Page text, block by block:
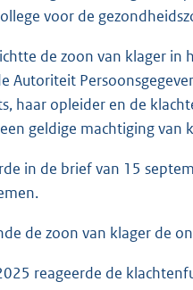
voor de
de zoon van klager
Autoriteit
haar opleider en de
geldige machtiging van
in de brief van 15
de zoon van klager de
reageerde de